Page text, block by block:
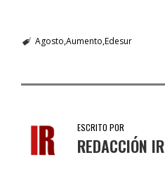
Agosto Aumento Edesur
ESCRITO POR
REDACCIÓN IR